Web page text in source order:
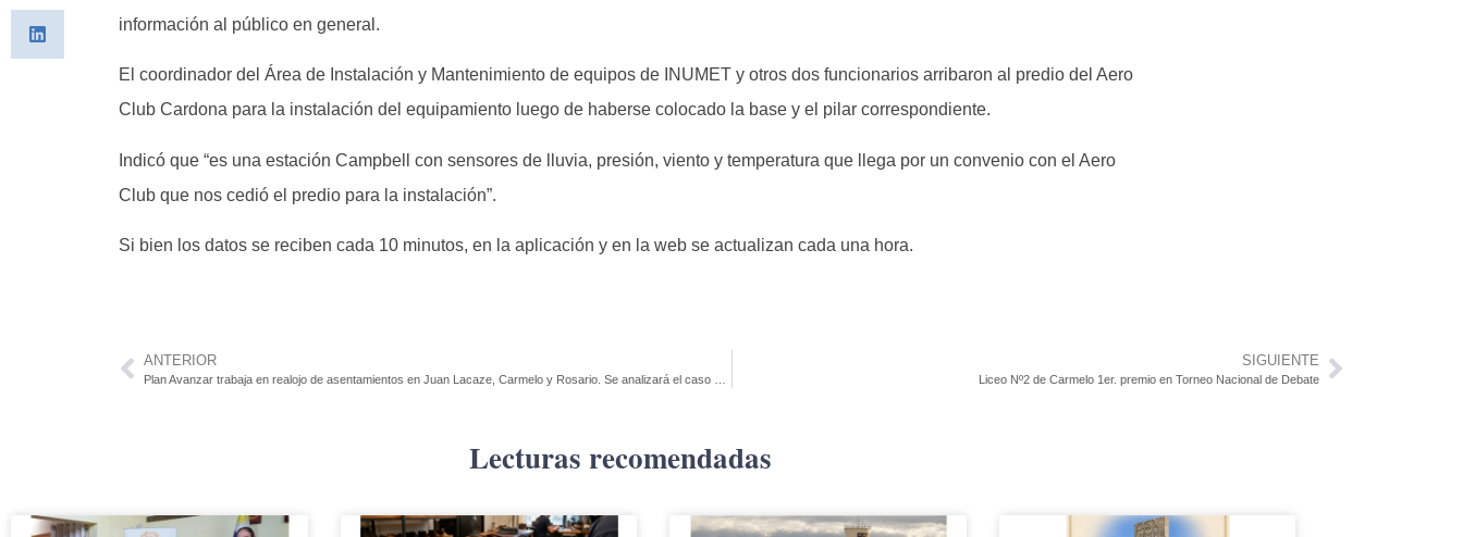
información al público en general.
El coordinador del Área de Instalación y Mantenimiento de equipos de INUMET y otros dos funcionarios arribaron al predio del Aero
Club Cardona para la instalación del equipamiento luego de haberse colocado la base y el pilar correspondiente.
Indicó que “es una estación Campbell con sensores de lluvia, presión, viento y temperatura que llega por un convenio con el Aero
Club que nos cedió el predio para la instalación”.
Si bien los datos se reciben cada 10 minutos, en la aplicación y en la web se actualizan cada una hora.
ANTERIOR SIGUIENTE
Liceo Nº2 de Carmelo 1er. premio en Torneo Nacional de Debate
Lecturas recomendadas